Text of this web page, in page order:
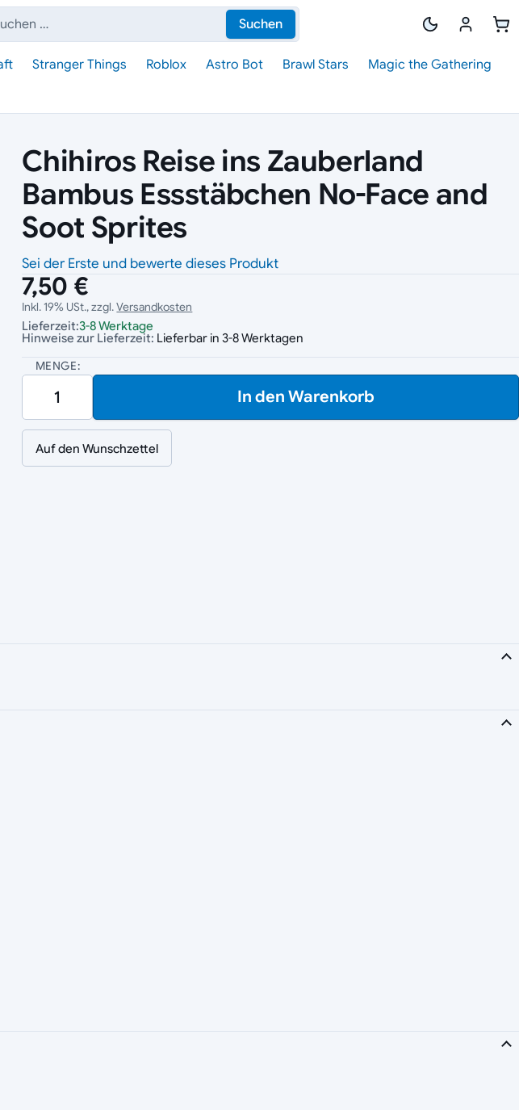
Suchen
Stranger Things Roblox Astro Bot Brawl Stars
Magic the Gathering
Chihiros Reise ins Zauberland
Bambus Essstäbchen No-Face and
Soot Sprites
Sei der Erste und bewerte dieses Produkt
7,50 €
Inkl. 19% USt., zzgl.Versandkosten
Lieferzeit:3-8 Werktage
Hinweise zur Lieferzeit: Lieferbar in 3-8 Werktagen
MENGE:
In den Warenkorb
Auf den Wunschzettel